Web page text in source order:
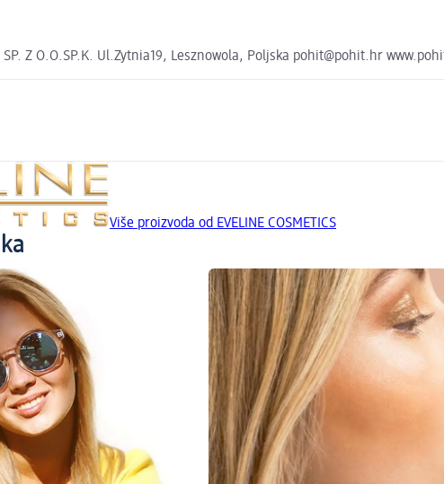
SP. Z O.O.SP.K. Ul.Zytnia19, Lesznowola, Poljska pohit@pohit.hr
Više proizvoda od EVELINE COSMETICS